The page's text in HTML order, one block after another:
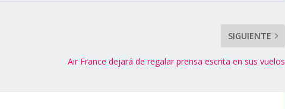
SIGUIENTE
Air France dejará de regalar prensa escrita en sus vuelos